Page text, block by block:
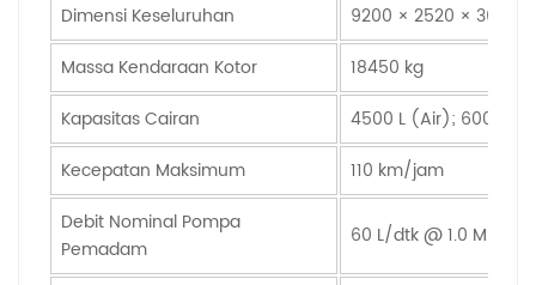
Dimensi Keseluruhan
9200 × 2520 × 3600
Massa Kendaraan Kotor
18450 kg
Kapasitas Cairan
4500 L (Air); 600 L
Kecepatan Maksimum
110 km/jam
Debit Nominal Pompa
Pemadam
60 L/dtk @ 1.0 MPa